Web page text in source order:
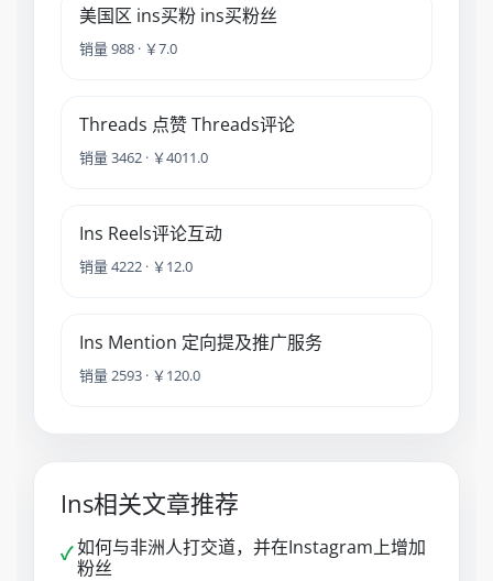
美国区 ins买粉 ins买粉丝
销量 988 · ￥7.0
Threads 点赞 Threads评论
销量 3462 · ￥4011.0
Ins Reels评论互动
销量 4222 · ￥12.0
Ins Mention 定向提及推广服务
销量 2593 · ￥120.0
Ins相关文章推荐
✓如何与非洲人打交道，并在Instagram上增加
粉丝